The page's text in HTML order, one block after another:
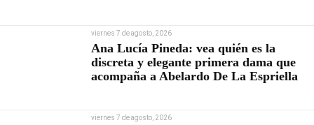
viernes 7 de agosto, 2026
Ana Lucía Pineda: vea quién es la
discreta y elegante primera dama que
acompaña a Abelardo De La Espriella
viernes 7 de agosto, 2026